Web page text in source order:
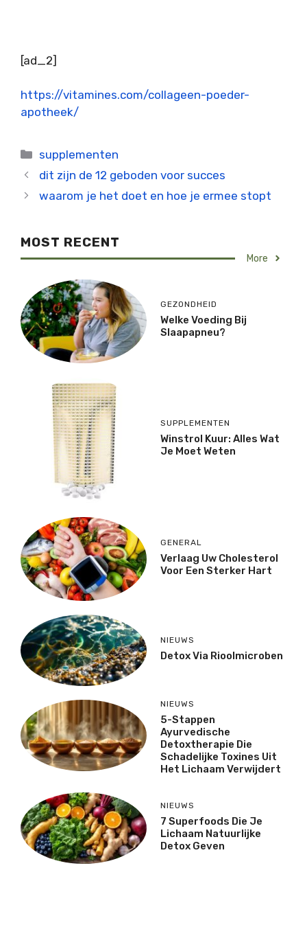
[ad_2]
https://vitamines.com/collageen-poeder-
apotheek/
Categorieën
supplementen
dit zijn de 12 geboden voor succes
waarom je het doet en hoe je ermee stopt
MOST RECENT
More
GEZONDHEID
Welke Voeding Bij
Slaapapneu?
SUPPLEMENTEN
Winstrol Kuur: Alles Wat
Je Moet Weten
GENERAL
Verlaag Uw Cholesterol
Voor Een Sterker Hart
NIEUWS
Detox Via Rioolmicroben
NIEUWS
5-Stappen
Ayurvedische
Detoxtherapie Die
Schadelijke Toxines Uit
Het Lichaam Verwijdert
NIEUWS
7 Superfoods Die Je
Lichaam Natuurlijke
Detox Geven